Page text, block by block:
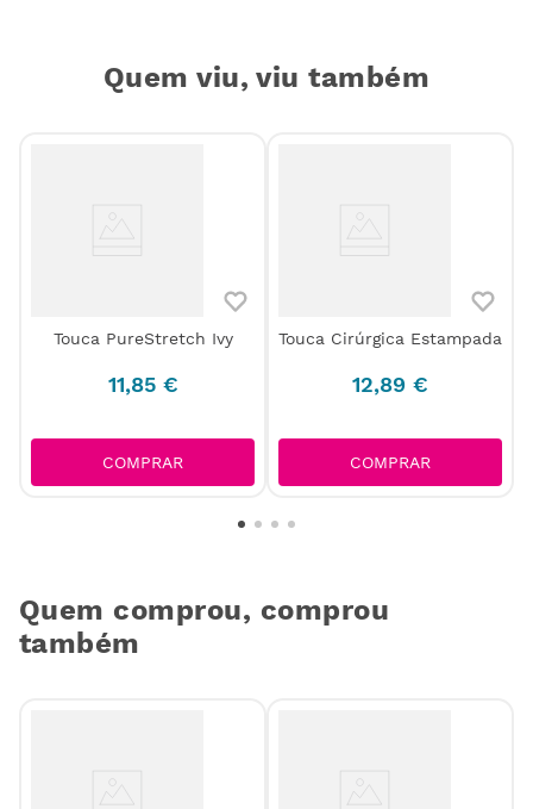
Quem viu, viu também
Touca PureStretch Ivy
11,85 €
COMPRAR
Touca Cirúrgica Estampada
12,89 €
COMPRAR
Quem comprou, comprou
também